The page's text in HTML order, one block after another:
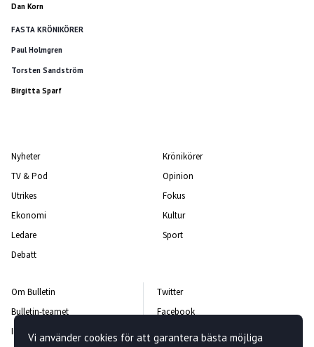
Dan Korn
FASTA KRÖNIKÖRER
Paul Holmgren
Torsten Sandström
Birgitta Sparf
Nyheter
TV & Pod
Utrikes
Ekonomi
Ledare
Debatt
Krönikörer
Opinion
Fokus
Kultur
Sport
Om Bulletin
Bulletin-teamet
Integritetspolicy
Twitter
Facebook
Vi använder cookies för att garantera bästa möjliga